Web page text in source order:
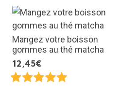
Mangez votre boisson
gommes au thé matcha
12,45€